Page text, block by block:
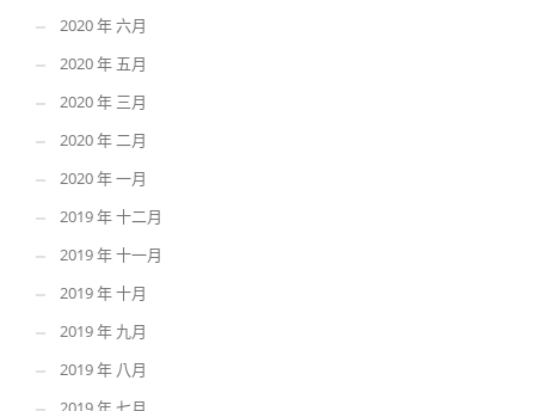
2020 年 六月
2020 年 五月
2020 年 三月
2020 年 二月
2020 年 一月
2019 年 十二月
2019 年 十一月
2019 年 十月
2019 年 九月
2019 年 八月